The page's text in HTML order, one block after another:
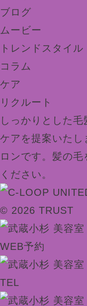
ブログ
ムービー
トレンドスタイル
コラム
ケア
リクルート
しっかりとした
ケアを提案いた
ロンです。髪の
ください。
© 2026 TRUST
WEB予約
TEL